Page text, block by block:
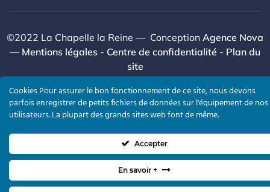
©2022 La Chapelle la Reine — Conception Agence Nova
— Mentions légales - Centre de confidentialité - Plan du
site
Cookies Pour assurer le bon fonctionnement de ce site, nous devons
parfois enregistrer de petits fichiers de données sur l'équipement de nos
utilisateurs. La plupart des grands sites web font de même.
Accepter
En savoir +